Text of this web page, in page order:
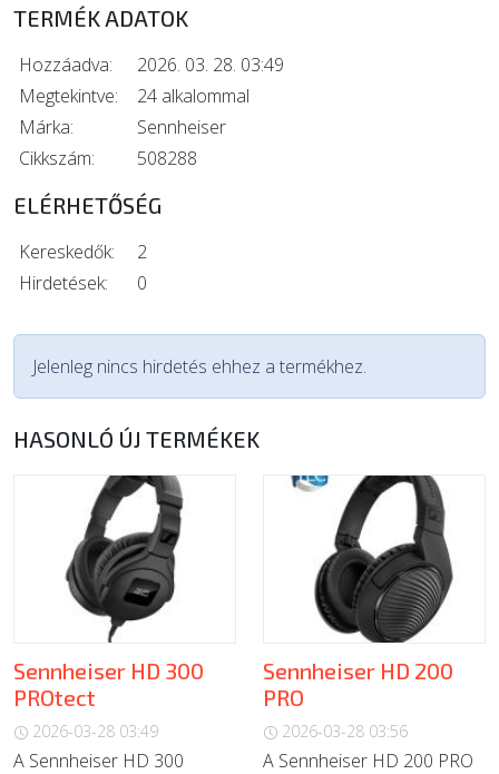
TERMÉK ADATOK
Hozzáadva:
2026. 03. 28. 03:49
Megtekintve:
24 alkalommal
Márka:
Sennheiser
Cikkszám:
508288
ELÉRHETŐSÉG
Kereskedők:
2
Hirdetések:
0
Jelenleg nincs hirdetés ehhez a termékhez.
HASONLÓ ÚJ TERMÉKEK
Sennheiser HD 300
PROtect
2026-03-28 03:49
A Sennheiser HD 300
Sennheiser HD 200
PRO
2026-03-28 03:56
A Sennheiser HD 200 PRO